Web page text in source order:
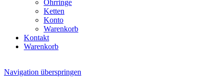
Ohrringe
Ketten
Konto
Warenkorb
Kontakt
Warenkorb
Navigation überspringen